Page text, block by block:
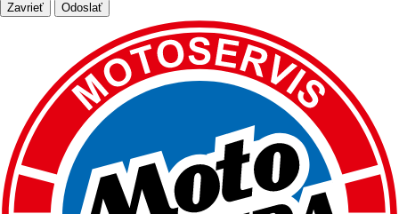
Zavrieť Odoslať